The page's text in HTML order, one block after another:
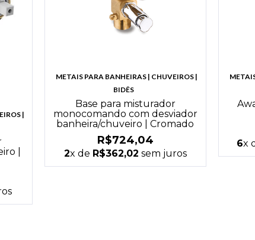
|
|
METAIS PARA BANHEIRAS | CHUVEIROS |
BIDÊS
Base para misturador
monocomando com desviador
banheira/chuveiro | Cromado
R$724,04
2x de R$362,02 sem juros
6x